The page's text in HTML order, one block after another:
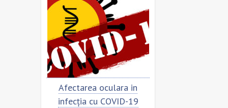
Afectarea oculara in
infecția cu COVID-19